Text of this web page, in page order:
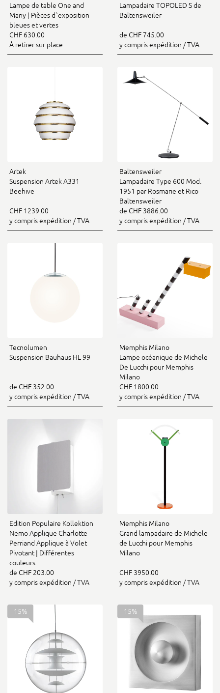
Lampe de table One and
Many | Pièces d`exposition
bleues et vertes
CHF 630.00
À retirer sur place
Lampadaire TOPOLED S de
Baltensweiler
de CHF 745.00
y compris expédition / TVA
Artek
Suspension Artek A331
Beehive
CHF 1239.00
y compris expédition / TVA
Baltensweiler
Lampadaire Type 600 Mod.
1951 par Rosmarie et Rico
Baltensweiler
de CHF 3886.00
y compris expédition / TVA
Tecnolumen
Suspension Bauhaus HL 99
de CHF 352.00
y compris expédition / TVA
Memphis Milano
Lampe océanique de Michele
De Lucchi pour Memphis
Milano
CHF 1800.00
y compris expédition / TVA
Edition Populaire Kollektion
Nemo Applique Charlotte
Perriand Applique à Volet
Pivotant | Différentes
couleurs
de CHF 203.00
y compris expédition / TVA
Memphis Milano
Grand lampadaire de Michele
de Lucchi pour Memphis
Milano
CHF 3950.00
y compris expédition / TVA
15% 15%